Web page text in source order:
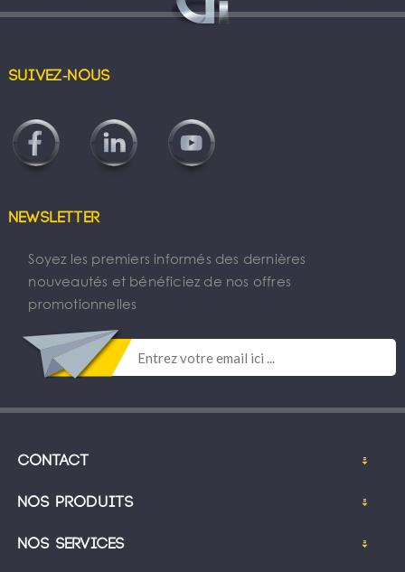
Suivez-nous
Newsletter
Soyez les premiers informés des dernières
nouveautés et bénéficiez de nos offres
promotionnelles
Contact
Nos produits
Nos services